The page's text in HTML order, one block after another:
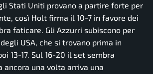
Stati Uniti provano a partire forte per
così Holt firma il 10-7 in favore dei
faticare. Gli Azzurri subiscono per
USA, che si trovano prima in
13-17. Sul 16-20 il set sembra
ancora una volta arriva una